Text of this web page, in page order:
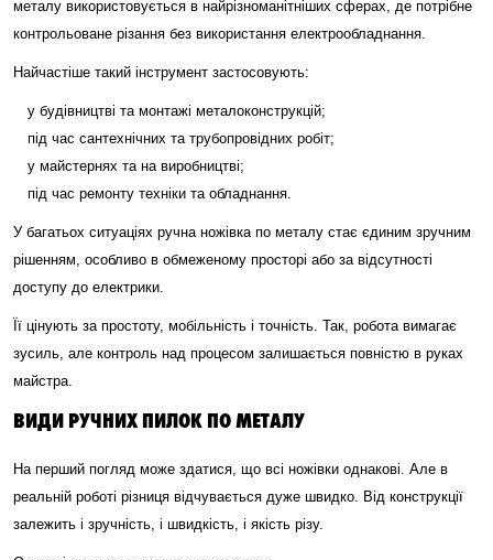
металу використовується в найрізноманітніших сферах, де потрібне
контрольоване різання без використання електрообладнання.
Найчастіше такий інструмент застосовують:
у будівництві та монтажі металоконструкцій;
під час сантехнічних та трубопровідних робіт;
у майстернях та на виробництві;
під час ремонту техніки та обладнання.
У багатьох ситуаціях ручна ножівка по металу стає єдиним зручним
рішенням, особливо в обмеженому просторі або за відсутності
доступу до електрики.
Її цінують за простоту, мобільність і точність. Так, робота вимагає
зусиль, але контроль над процесом залишається повністю в руках
майстра.
ВИДИ РУЧНИХ ПИЛОК ПО МЕТАЛУ
На перший погляд може здатися, що всі ножівки однакові. Але в
реальній роботі різниця відчувається дуже швидко. Від конструкції
залежить і зручність, і швидкість, і якість різу.